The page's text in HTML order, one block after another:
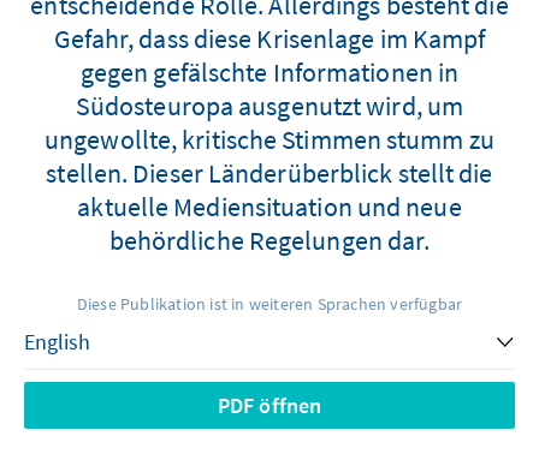
Gefahr, dass diese Krisenlage im Kampf
gegen gefälschte Informationen in
Südosteuropa ausgenutzt wird, um
ungewollte, kritische Stimmen stumm zu
stellen. Dieser Länderüberblick stellt die
aktuelle Mediensituation und neue
behördliche Regelungen dar.
Diese Publikation ist in weiteren Sprachen verfügbar
PDF öffnen